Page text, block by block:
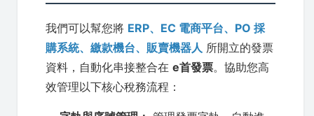
我們可以幫您將 ERP、EC 電商平台、PO 採
購系統、繳款機台、販賣機器人 所開立的發票
資料，自動化串接整合在 e首發票。協助您高
效管理以下核心稅務流程：